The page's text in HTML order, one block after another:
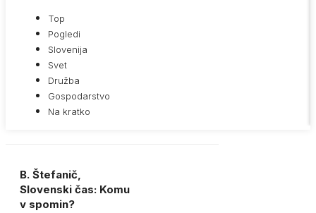
Top
Pogledi
Slovenija
Svet
Družba
Gospodarstvo
Na kratko
B. Štefanič,
Slovenski čas: Komu
v spomin?